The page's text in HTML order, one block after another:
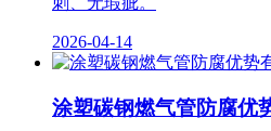
2026-04-14
涂塑碳钢燃气管防腐优